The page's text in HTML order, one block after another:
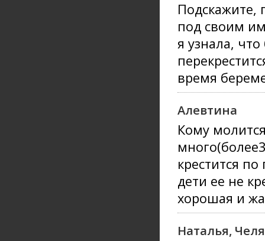
Подскажите,
под своим
я узнала,
время
Алевтина
Кому
крестится
дети ее не
хорошая и
Наталья,